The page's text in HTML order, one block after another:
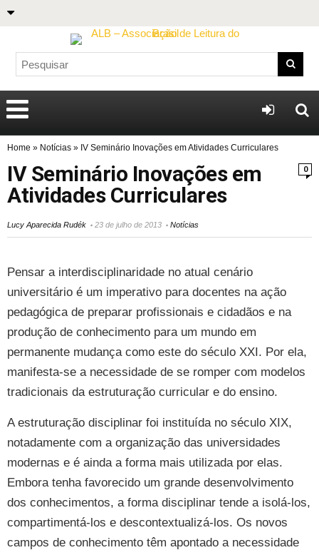
Home » Notícias » IV Seminário Inovações em Atividades Curriculares
0
IV Seminário Inovações em
Atividades Curriculares
Lucy Aparecida Rudék 23 de julho de 2013 Notícias
Pensar a interdisciplinaridade no atual cenário
universitário é um imperativo para docentes na ação
pedagógica de preparar profissionais e cidadãos e na
produção de conhecimento para um mundo em
permanente mudança como este do século XXI. Por ela,
manifesta-se a necessidade de se romper com modelos
tradicionais da estruturação curricular e do ensino.
A estruturação disciplinar foi instituída no século XIX,
notadamente com a organização das universidades
modernas e é ainda a forma mais utilizada por elas.
Embora tenha favorecido um grande desenvolvimento
dos conhecimentos, a forma disciplinar tende a isolá-los,
compartimentá-los e descontextualizá-los. Os novos
campos de conhecimento têm apontado a necessidade